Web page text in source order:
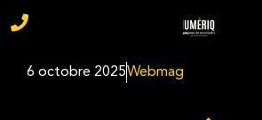
6 octobre 2025Webmag